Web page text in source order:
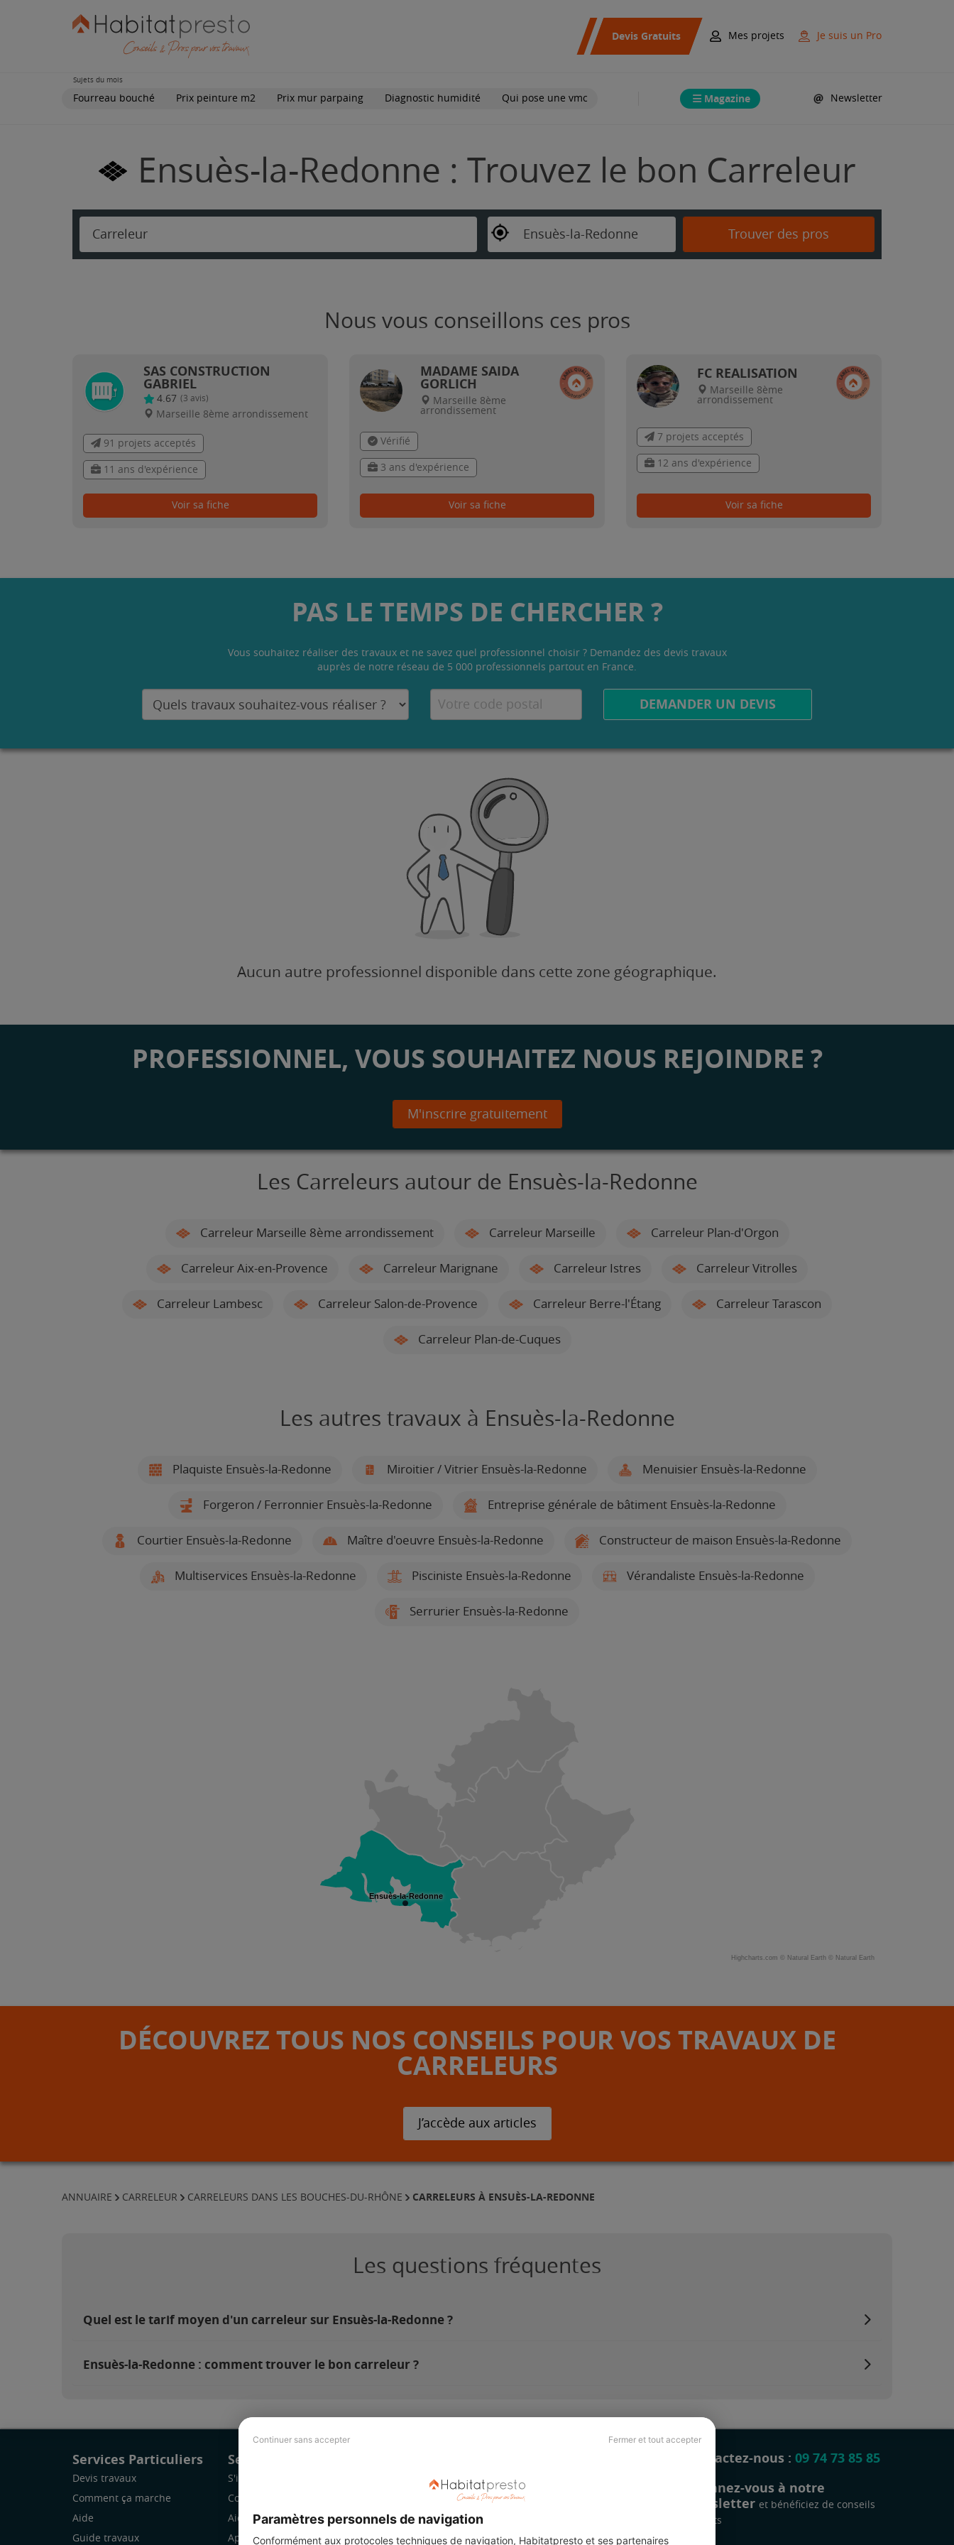
Continuer sans accepter Fermer et tout accepter
Paramètres personnels de navigation
Conformément aux protocoles techniques de navigation, Habitatpresto et ses partenaires
Devis Gratuits Mes projets Je suis un Pro
Sujets du mois
Fourreau bouché Prix peinture m2 Prix mur parpaing Diagnostic humidité Qui pose une vmc Magazine Newsletter
Ensuès-la-Redonne : Trouvez le bon Carreleur
Carreleur Ensuès-la-Redonne Trouver des pros
Nous vous conseillons ces pros
SAS CONSTRUCTION
GABRIEL
4.67 (3 avis)
Marseille 8ème arrondissement
91 projets acceptés
11 ans d'expérience
Voir sa fiche
MADAME SAIDA
GORLICH
Marseille 8ème
arrondissement
Vérifié
3 ans d'expérience
Voir sa fiche
FC REALISATION
Marseille 8ème
arrondissement
7 projets acceptés
12 ans d'expérience
Voir sa fiche
PAS LE TEMPS DE CHERCHER ?
Vous souhaitez réaliser des travaux et ne savez quel professionnel choisir ? Demandez des devis travaux
auprès de notre réseau de 5 000 professionnels partout en France.
DEMANDER UN DEVIS
Aucun autre professionnel disponible dans cette zone géographique.
PROFESSIONNEL, VOUS SOUHAITEZ NOUS REJOINDRE ?
M'inscrire gratuitement
Les Carreleurs autour de Ensuès-la-Redonne
Carreleur Marseille 8ème arrondissement Carreleur Marseille Carreleur Plan-d'Orgon
Carreleur Aix-en-Provence Carreleur Marignane Carreleur Istres Carreleur Vitrolles
Carreleur Lambesc Carreleur Salon-de-Provence Carreleur Berre-l'Étang Carreleur Tarascon
Carreleur Plan-de-Cuques
Les autres travaux à Ensuès-la-Redonne
Plaquiste Ensuès-la-Redonne Miroitier / Vitrier Ensuès-la-Redonne Menuisier Ensuès-la-Redonne
Forgeron / Ferronnier Ensuès-la-Redonne Entreprise générale de bâtiment Ensuès-la-Redonne
Courtier Ensuès-la-Redonne Maître d'oeuvre Ensuès-la-Redonne Constructeur de maison Ensuès-la-Redonne
Multiservices Ensuès-la-Redonne Pisciniste Ensuès-la-Redonne Vérandaliste Ensuès-la-Redonne
Serrurier Ensuès-la-Redonne
Ensuès-la-Redonne
Highcharts.com © Natural Earth © Natural Earth
DÉCOUVREZ TOUS NOS CONSEILS POUR VOS TRAVAUX DE
CARRELEURS
J’accède aux articles
ANNUAIRE CARRELEUR CARRELEURS DANS LES BOUCHES-DU-RHÔNE CARRELEURS À ENSUÈS-LA-REDONNE
Les questions fréquentes
Quel est le tarif moyen d'un carreleur sur Ensuès-la-Redonne ?
Ensuès-la-Redonne : comment trouver le bon carreleur ?
Services Particuliers
Devis travaux
Comment ça marche
Aide
Guide travaux
Services Pro
S'inscrire
Comment ça marche
Aide
Application Mobile
Revue de presse
Légal
Contactez-nous : 09 74 73 85 85
Abonnez-vous à notre
newsletter et bénéficiez de conseils
gratuits